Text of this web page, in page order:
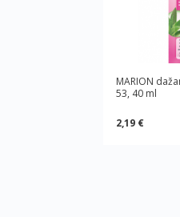
MARION
53, 40 ml
2,19 €